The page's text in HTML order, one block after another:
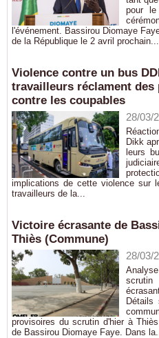
pour
l'événement. Bassirou Diomaye
de la République le 2 avril prochain....
Violence contre un bus
travailleurs réclament
contre les coupables
28/03/
Dikk
leurs
implications de cette violence sur
travailleurs de la...
Victoire écrasante de
Thiès (Commune)
28/03/
scrutin
provisoires du scrutin d'hier à
de Bassirou Diomaye Faye. Dans la...